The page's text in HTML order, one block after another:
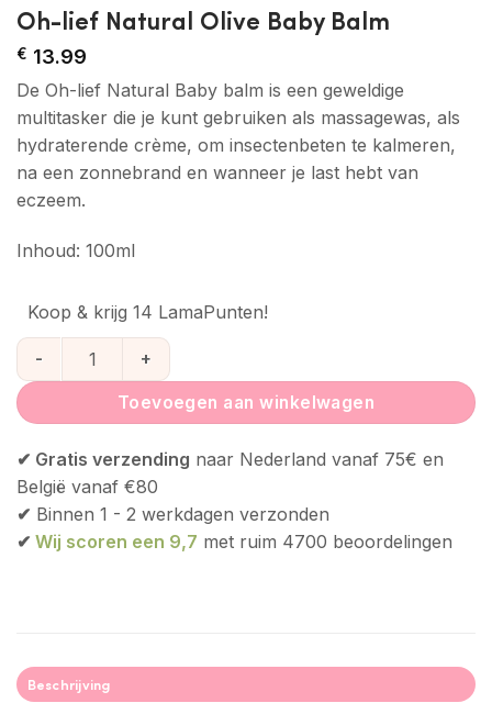
Oh-lief Natural Olive Baby Balm
€ 13.99
De Oh-lief Natural Baby balm is een geweldige
multitasker die je kunt gebruiken als massagewas, als
hydraterende crème, om insectenbeten te kalmeren,
na een zonnebrand en wanneer je last hebt van
eczeem.
Inhoud: 100ml
Koop & krijg 14 LamaPunten!
Oh-lief Natural Olive Baby Balm aantal
Toevoegen aan winkelwagen
✔ Gratis verzending naar Nederland vanaf 75€ en
België vanaf €80
✔ Binnen 1 - 2 werkdagen verzonden
✔ Wij scoren een 9,7 met ruim 4700 beoordelingen
Beschrijving